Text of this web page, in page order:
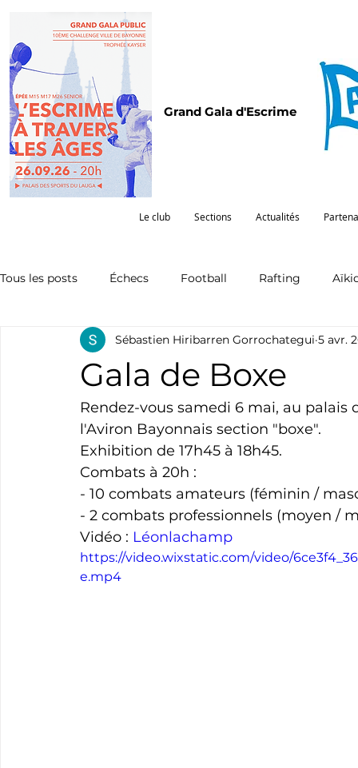
Grand Gala d'Escrime
Le club Sections Actualités
Tous les posts Échecs Football Rafting
Omnisports Partenariat Pelote Pentathlon
Natation Tennis Triathlon
Cyclotourisme
Gala de Boxe
Sébastien Hiribarren Gorrochategui 5 avr.
Rendez-vous samedi 6 mai, au
l'Aviron Bayonnais section "boxe".
Exhibition de 17h45 à 18h45.
Combats à 20h :
- 10 combats amateurs (féminin /
- 2 combats professionnels (moyen /
Vidéo : Léonlachamp
https://video.wixstatic.com/video/
e.mp4